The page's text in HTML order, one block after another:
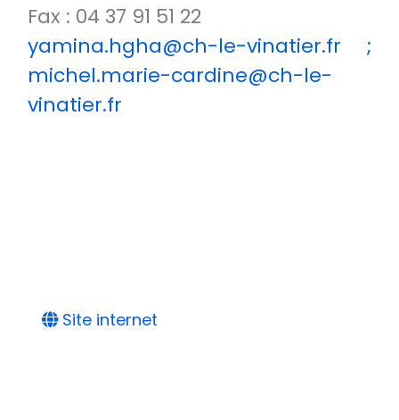
Fax : 04 37 91 51 22
yamina.hgha@ch-le-vinatier.fr ;
michel.marie-cardine@ch-le-
vinatier.fr
Site internet